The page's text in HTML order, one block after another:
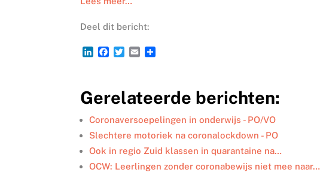
Deel dit bericht:
L
e
d
I
n
F
b
o
o
k
T
t
e
r
E
l
n
Gerelateerde berichten:
Coronaversoepelingen in onderwijs - PO/VO
Slechtere motoriek na coronalockdown - PO
Ook in regio Zuid klassen in quarantaine na…
OCW: Leerlingen zonder coronabewijs niet mee naar…